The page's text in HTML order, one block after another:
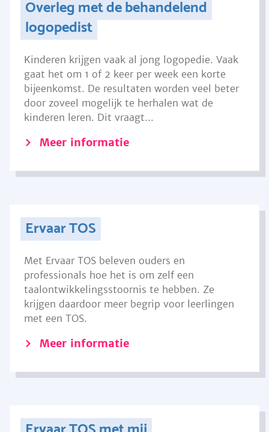
Overleg met de behandelend
logopedist
Kinderen krijgen vaak al jong logopedie. Vaak
gaat het om 1 of 2 keer per week een korte
bijeenkomst. De resultaten worden veel beter
door zoveel mogelijk te herhalen wat de
kinderen leren. Dit vraagt...
Meer informatie
Ervaar TOS
Met Ervaar TOS beleven ouders en
professionals hoe het is om zelf een
taalontwikkelingsstoornis te hebben. Ze
krijgen daardoor meer begrip voor leerlingen
met een TOS.
Meer informatie